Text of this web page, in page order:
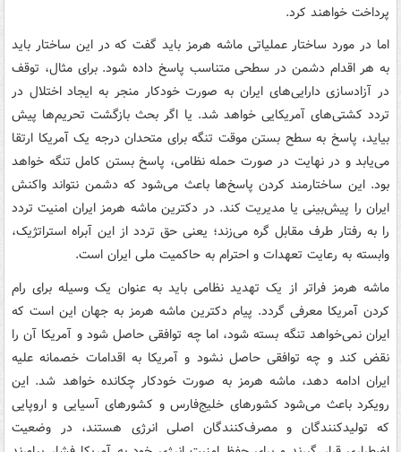
پرداخت خواهند کرد.
اما در مورد ساختار عملیاتی ماشه هرمز باید گفت که در این ساختار باید
به هر اقدام دشمن در سطحی متناسب پاسخ داده شود. برای مثال، توقف
در آزادسازی دارایی‌های ایران به صورت خودکار منجر به ایجاد اختلال در
تردد کشتی‌های آمریکایی خواهد شد. یا اگر بحث بازگشت تحریم‌ها پیش
بیاید، پاسخ به سطح بستن موقت تنگه برای متحدان درجه یک آمریکا ارتقا
می‌یابد و در نهایت در صورت حمله نظامی، پاسخ بستن کامل تنگه خواهد
بود. این ساختارمند کردن پاسخ‌ها باعث می‌شود که دشمن نتواند واکنش
ایران را پیش‌بینی یا مدیریت کند. در دکترین ماشه هرمز ایران امنیت تردد
را به رفتار طرف مقابل گره می‌زند؛ یعنی حق تردد از این آبراه استراتژیک،
وابسته به رعایت تعهدات و احترام به حاکمیت ملی ایران است.
ماشه هرمز فراتر از یک تهدید نظامی باید به عنوان یک وسیله برای رام
کردن آمریکا معرفی گردد. پیام دکترین ماشه هرمز به جهان این است که
ایران نمی‌خواهد تنگه بسته شود، اما چه توافقی حاصل شود و آمریکا آن را
نقض کند و چه توافقی حاصل نشود و آمریکا به اقدامات خصمانه علیه
ایران ادامه دهد، ماشه هرمز به صورت خودکار چکانده خواهد شد. این
رویکرد باعث می‌شود کشورهای خلیج‌فارس و کشورهای آسیایی و اروپایی
که تولیدکنندگان و مصرف‌کنندگان اصلی انرژی هستند، در وضعیت